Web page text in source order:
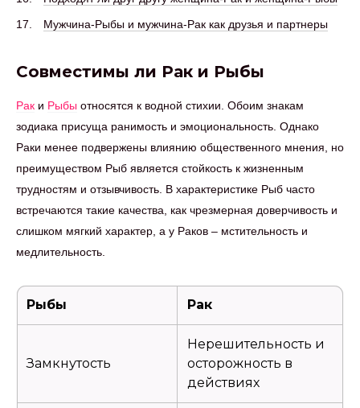
Мужчина-Рыбы и мужчина-Рак как друзья и партнеры
Совместимы ли Рак и Рыбы
Рак и Рыбы относятся к водной стихии. Обоим знакам
зодиака присуща ранимость и эмоциональность. Однако
Раки менее подвержены влиянию общественного мнения, но
преимуществом Рыб является стойкость к жизненным
трудностям и отзывчивость. В характеристике Рыб часто
встречаются такие качества, как чрезмерная доверчивость и
слишком мягкий характер, а у Раков – мстительность и
медлительность.
Рыбы Рак
Замкнутость
Нерешительность и
осторожность в
действиях